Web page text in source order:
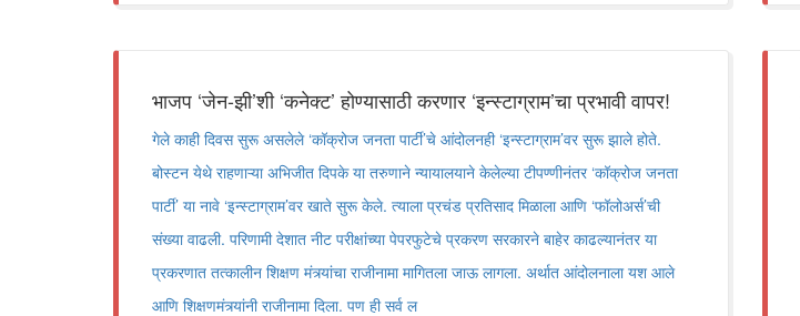
भाजप ‘जेन-झी’शी ‘कनेक्ट’ होण्यासाठी करणार ‘इन्स्टाग्राम’चा प्रभावी वापर!
गेले काही दिवस सुरू असलेले ‘कॉक्रोज जनता पार्टी’चे आंदोलनही ‘इन्स्टाग्राम’वर सुरू झाले होते.
बोस्टन येथे राहणाऱ्या अभिजीत दिपके या तरुणाने न्यायालयाने केलेल्या टीपण्णीनंतर ‘कॉक्रोज जनता
पार्टी’ या नावे ‘इन्स्टाग्राम’वर खाते सुरू केले. त्याला प्रचंड प्रतिसाद मिळाला आणि ‘फॉलोअर्स’ची
संख्या वाढली. परिणामी देशात नीट परीक्षांच्या पेपरफुटेचे प्रकरण सरकारने बाहेर काढल्यानंतर या
प्रकरणात तत्कालीन शिक्षण मंत्र्यांचा राजीनामा मागितला जाऊ लागला. अर्थात आंदोलनाला यश आले
आणि शिक्षणमंत्र्यांनी राजीनामा दिला. पण ही सर्व ल